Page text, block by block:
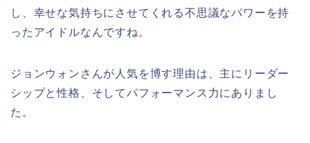
し、幸せな気持ちにさせてくれる不思議なパワーを持
ったアイドルなんですね。
ジョンウォンさんが人気を博す理由は、主にリーダー
シップと性格、そしてパフォーマンス力にありまし
た。